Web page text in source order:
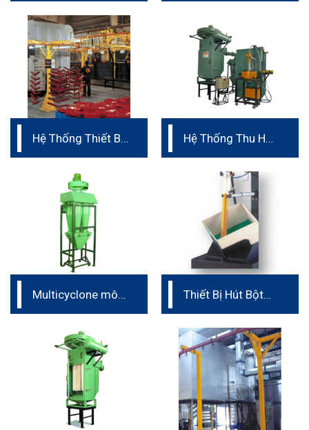
Hệ Thống Thiết Bị
Hệ Thống Thu Hồi
Multicyclone mô-
Thiết Bị Hút Bột